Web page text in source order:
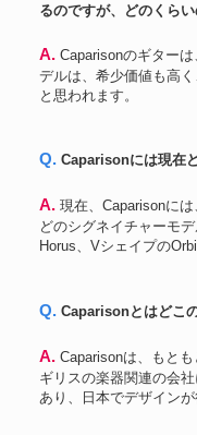
るのですが、どのくら
A. Caparisonのギターは、どれも人気がありますが、こちらのモ
デルは、希少価値も高
と思われます。
Q. Caparisonには現
A. 現在、Caparisonには、NICK HIPAやADAM DUTKIEWICZな
どのシグネイチャーモ
Horus、Vシェイプの
Q. Caparisonとはど
A. Caparisonは、もともとは日本の会社でしたが、2011年にイ
ギリスの楽器関連の会
あり、日本でデザインが